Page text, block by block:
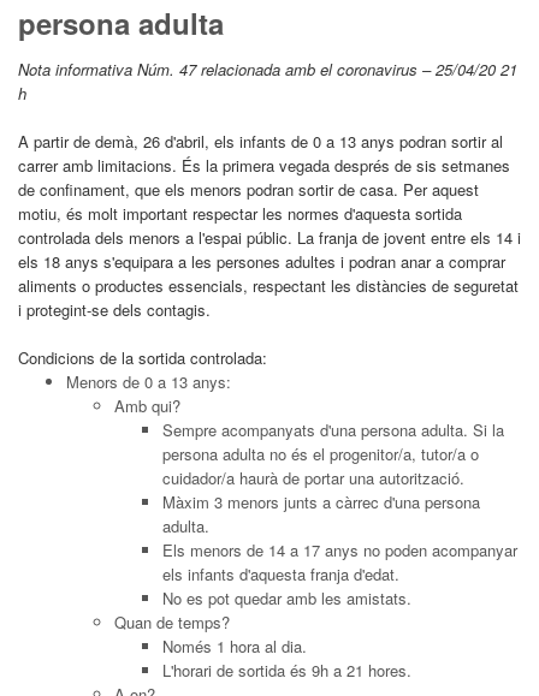
persona adulta
Nota informativa Núm. 47 relacionada amb el coronavirus – 25/04/20 21
h
A partir de demà, 26 d'abril, els infants de 0 a 13 anys podran sortir al
carrer amb limitacions. És la primera vegada després de sis setmanes
de confinament, que els menors podran sortir de casa. Per aquest
motiu, és molt important respectar les normes d'aquesta sortida
controlada dels menors a l'espai públic. La franja de jovent entre els 14 i
els 18 anys s'equipara a les persones adultes i podran anar a comprar
aliments o productes essencials, respectant les distàncies de seguretat
i protegint-se dels contagis.
Condicions de la sortida controlada:
Menors de 0 a 13 anys:
Amb qui?
Sempre acompanyats d'una persona adulta. Si la
persona adulta no és el progenitor/a, tutor/a o
cuidador/a haurà de portar una autorització.
Màxim 3 menors junts a càrrec d'una persona
adulta.
Els menors de 14 a 17 anys no poden acompanyar
els infants d'aquesta franja d'edat.
No es pot quedar amb les amistats.
Quan de temps?
Només 1 hora al dia.
L'horari de sortida és 9h a 21 hores.